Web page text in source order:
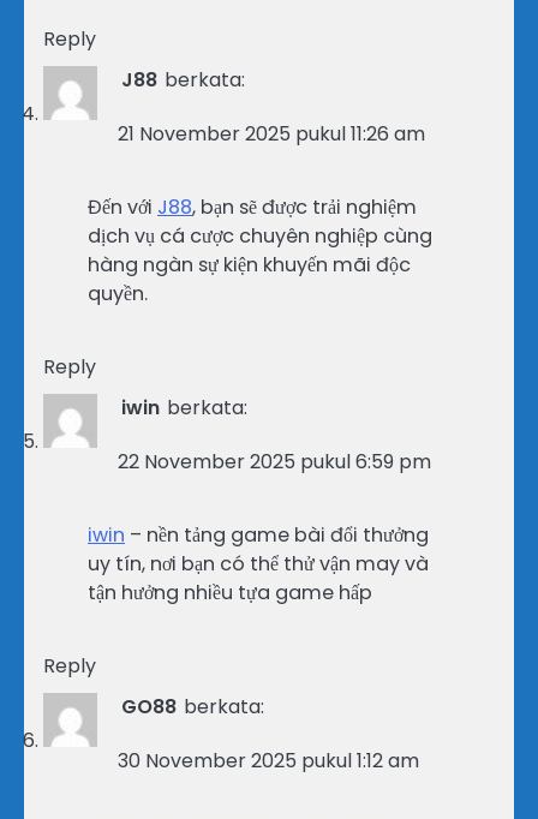
Reply
J88 berkata:
21 November 2025 pukul 11:26 am
Đến với J88, bạn sẽ được trải nghiệm
dịch vụ cá cược chuyên nghiệp cùng
hàng ngàn sự kiện khuyến mãi độc
quyền.
Reply
iwin berkata:
22 November 2025 pukul 6:59 pm
iwin – nền tảng game bài đổi thưởng
uy tín, nơi bạn có thể thử vận may và
tận hưởng nhiều tựa game hấp
Reply
GO88 berkata:
30 November 2025 pukul 1:12 am